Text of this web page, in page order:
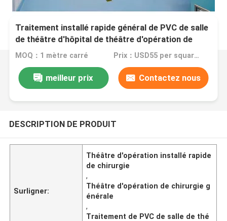
Traitement installé rapide général de PVC de salle
de théâtre d'hôpital de théâtre d'opération de
chirurgie
MOQ：1 mètre carré Prix：USD55 per square meter
meilleur prix Contactez nous
DESCRIPTION DE PRODUIT
Surligner:
Théâtre d'opération installé rapide
de chirurgie
,
Théâtre d'opération de chirurgie g
énérale
,
Traitement de PVC de salle de thé